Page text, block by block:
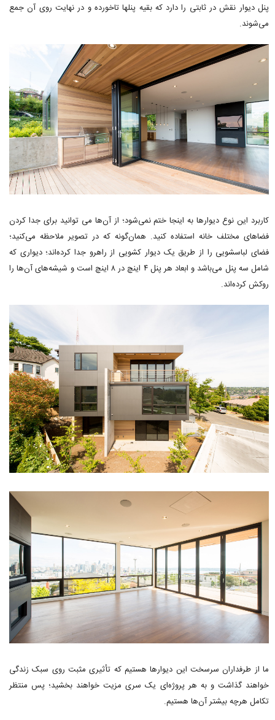
پنل دیوار نقش در ثابتی را دارد که بقیه پنلها تاخورده و در نهایت روی آن جمع
می‌شوند.
کاربرد این نوع دیوارها به اینجا ختم نمی‌شود؛ از آن‌ها می توانید برای جدا کردن
فضاهای مختلف خانه استفاده کنید. همان‌گونه که در تصویر ملاحظه می‌کنید؛
فضای لباسشویی را از طریق یک دیوار کشویی از راهرو جدا کرده‌اند؛ دیواری که
شامل سه پنل می‌باشد و ابعاد هر پنل ۴ اینچ در ۸ اینچ است و شیشه‌های آن‌ها را
روکش کرده‌اند.
ما از طرفداران سرسخت این دیوارها هستیم که تأثیری مثبت روی سبک زندگی
خواهند گذاشت و به هر پروژه‌ای یک سری مزیت خواهند بخشید؛ پس منتظر
تکامل هرچه بیشتر آن‌ها هستیم.